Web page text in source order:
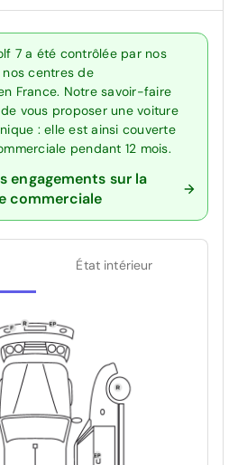
7 a été contrôlée par nos
nos centres de
France. Notre savoir-faire
vous proposer une voiture
: elle est ainsi couverte
pendant 12 mois.
engagements sur la
commerciale
État intérieur